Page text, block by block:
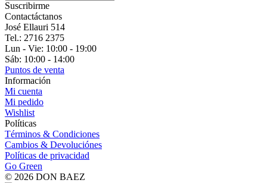
Suscribirme
Contactáctanos
José Ellauri 514
Tel.: 2716 2375
Lun - Vie: 10:00 - 19:00
Sáb: 10:00 - 14:00
Puntos de venta
Información
Mi cuenta
Mi pedido
Wishlist
Políticas
Términos & Condiciones
Cambios & Devoluciónes
Políticas de privacidad
Go Green
© 2026 DON BAEZ